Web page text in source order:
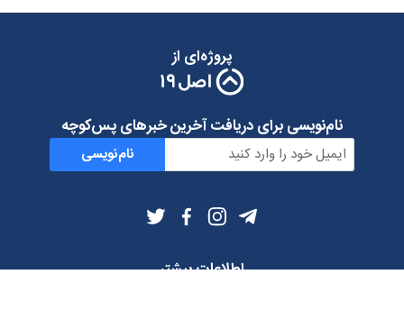
پروژه‌ای از
نام‌نویسی برای دریافت آخرین خبرهای پس‌کوچه
نام‌نویسی
اطلاعات بیشتر